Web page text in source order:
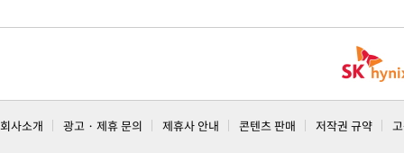
회사소개 광고 · 제휴 문의 제휴사 안내 콘텐츠 판매 저작권 규약